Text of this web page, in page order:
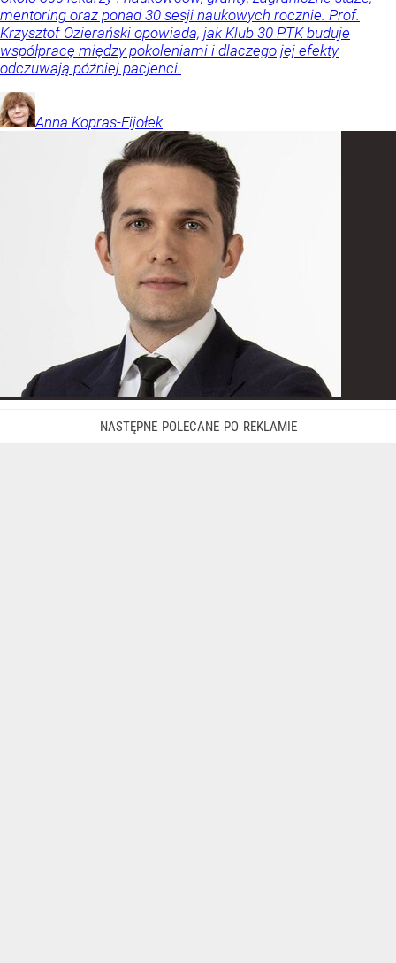
mentoring oraz ponad 30 sesji naukowych rocznie. Prof.
Krzysztof Ozierański opowiada, jak Klub 30 PTK buduje
współpracę między pokoleniami i dlaczego jej efekty
odczuwają później pacjenci.
Anna Kopras-Fijołek